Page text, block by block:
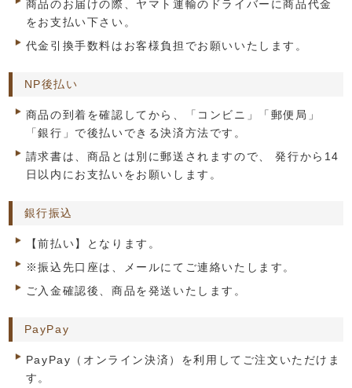
商品のお届けの際、ヤマト運輸のドライバーに商品代金
をお支払い下さい。
代金引換手数料はお客様負担でお願いいたします。
NP後払い
商品の到着を確認してから、「コンビニ」「郵便局」
「銀行」で後払いできる決済方法です。
請求書は、商品とは別に郵送されますので、 発行から14
日以内にお支払いをお願いします。
銀行振込
【前払い】となります。
※振込先口座は、メールにてご連絡いたします。
ご入金確認後、商品を発送いたします。
PayPay
PayPay（オンライン決済）を利用してご注文いただけま
す。